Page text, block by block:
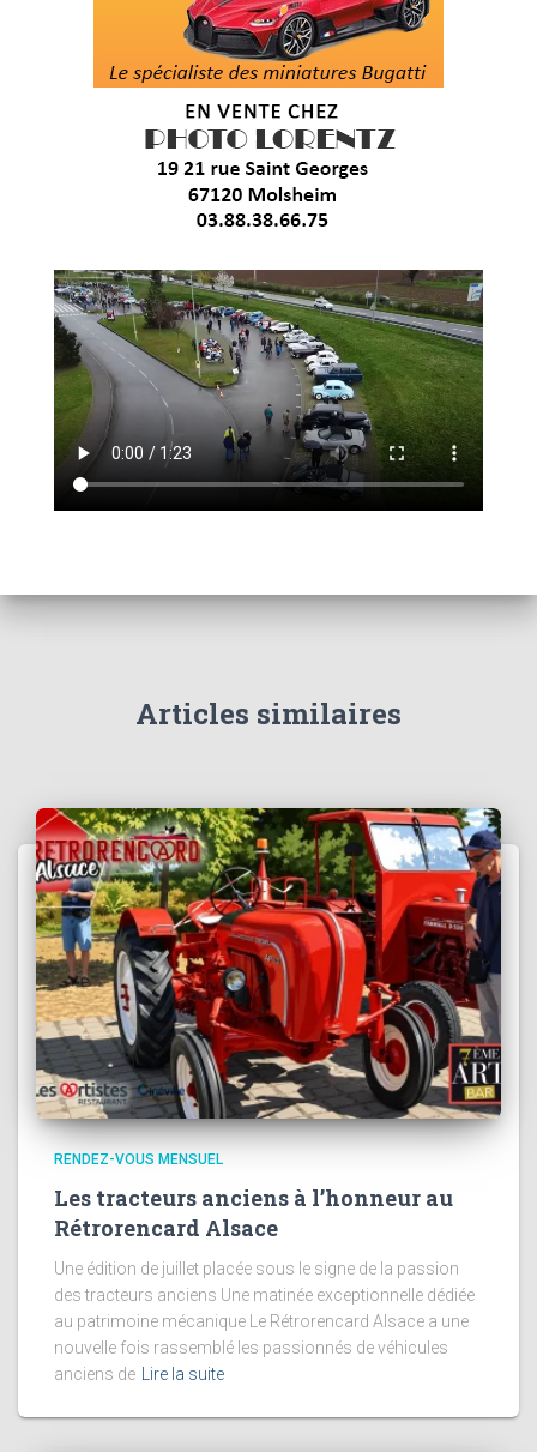
Articles similaires
RENDEZ-VOUS MENSUEL
Les tracteurs anciens à l’honneur au
Rétrorencard Alsace
Une édition de juillet placée sous le signe de la passion
des tracteurs anciens Une matinée exceptionnelle dédiée
au patrimoine mécanique Le Rétrorencard Alsace a une
nouvelle fois rassemblé les passionnés de véhicules
anciens de
Lire la suite